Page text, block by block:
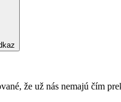
že už nás nemajú čím